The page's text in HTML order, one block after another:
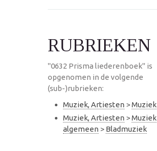
RUBRIEKEN
"0632 Prisma liederenboek" is
opgenomen in de volgende
(sub-)rubrieken:
Muziek, Artiesten >Muziek
Muziek, Artiesten >Muziek
algemeen > Bladmuziek